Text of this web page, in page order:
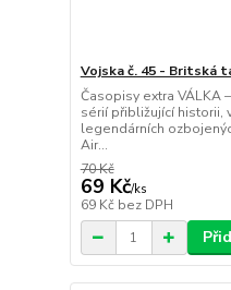
Vojska č. 45 - Britská
Časopisy extra VÁLKA
sérií přibližující historii,
legendárních
Air...
70 Kč
69 Kč/ks
69 Kč bez DPH